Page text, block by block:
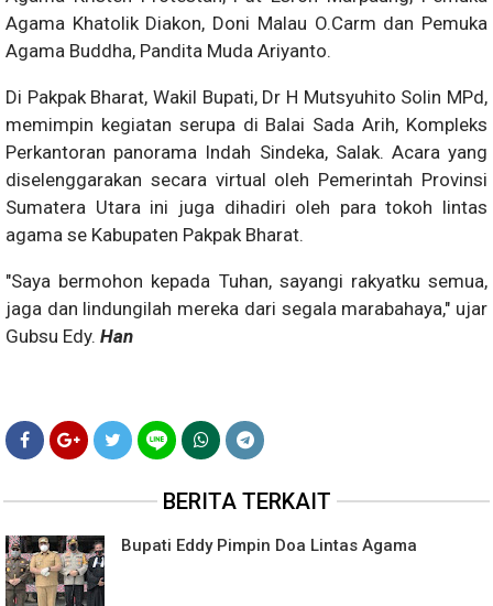
Agama Khatolik Diakon, Doni Malau O.Carm dan Pemuka
Agama Buddha, Pandita Muda Ariyanto.
Di Pakpak Bharat, Wakil Bupati, Dr H Mutsyuhito Solin MPd,
memimpin kegiatan serupa di Balai Sada Arih, Kompleks
Perkantoran panorama Indah Sindeka, Salak. Acara yang
diselenggarakan secara virtual oleh Pemerintah Provinsi
Sumatera Utara ini juga dihadiri oleh para tokoh lintas
agama se Kabupaten Pakpak Bharat.
"Saya bermohon kepada Tuhan, sayangi rakyatku semua,
jaga dan lindungilah mereka dari segala marabahaya," ujar
Gubsu Edy. Han
BERITA TERKAIT
Bupati Eddy Pimpin Doa Lintas Agama